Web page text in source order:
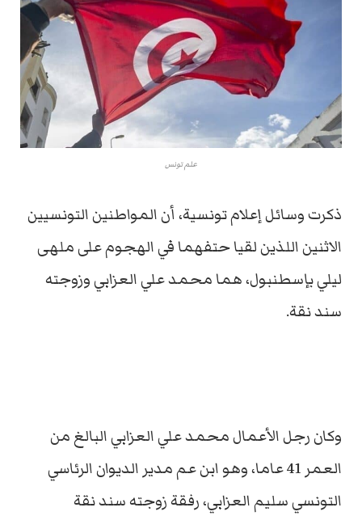
علم تونس
ذكرت وسائل إعلام تونسية، أن المواطنين التونسيين
الاثنين اللذين لقيا حتفهما في الهجوم على ملهى
ليلي بإسطنبول، هما محمد علي العزابي وزوجته
سند نقة.
وكان رجل الأعمال محمد علي العزابي البالغ من
العمر 41 عاما، وهو ابن عم مدير الديوان الرئاسي
التونسي سليم العزابي، رفقة زوجته سند نقة